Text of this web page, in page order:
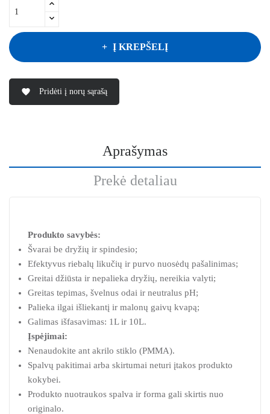
Į KREPŠELĮ
favorite Pridėti į norų sąrašą
Aprašymas
Prekė detaliau
Produkto savybės:
Švarai be dryžių ir spindesio;
Efektyvus riebalų likučių ir purvo nuosėdų pašalinimas;
Greitai džiūsta ir nepalieka dryžių, nereikia valyti;
Greitas tepimas, švelnus odai ir neutralus pH;
Palieka ilgai išliekantį ir malonų gaivų kvapą;
Galimas išfasavimas: 1L ir 10L.
Įspėjimai:
Nenaudokite ant akrilo stiklo (PMMA).
Spalvų pakitimai arba skirtumai neturi įtakos produkto
kokybei.
Produkto nuotraukos spalva ir forma gali skirtis nuo
originalo.